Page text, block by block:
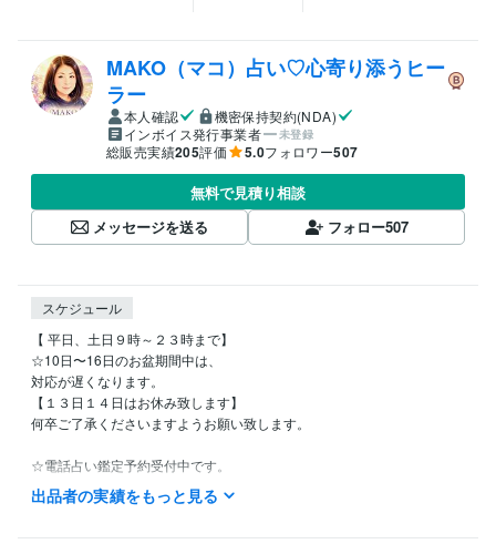
MAKO（マコ）占い♡心寄り添うヒー
ラー
本人確認
機密保持契約(NDA)
インボイス発行事業者
未登録
総販売実績205評価 5.0フォロワー507
無料で見積り相談
メッセージを送る
フォロー507
スケジュール
【 平日、土日９時～２３時まで】
☆10日〜16日のお盆期間中は、
対応が遅くなります。
【１３日１４日はお休み致します】
何卒ご了承くださいますようお願い致します。
☆電話占い鑑定予約受付中です。
お気軽にお声掛け下さい。
不定休です。
出品者の実績をもっと見る